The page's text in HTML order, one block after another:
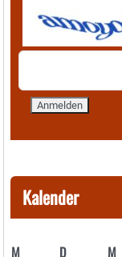
Kalender
M D M